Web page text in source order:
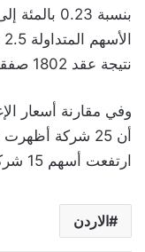
نتيجة عقد 1802 صفقة.
وفي مقارنة أسعار
أن 25 شركة
ارتفعت أسهم 15 شركة، واستقرت أسهم 27 شركة أخرى.
الاردن